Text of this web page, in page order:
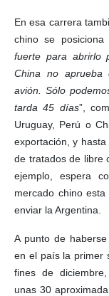
En esa carrera
chino se
fuerte para abrirlo
China no aprueba
avión. Sólo
tarda 45 días”,
Uruguay, Perú o
exportación, y
de tratados de libre
ejemplo, espera
mercado chino
enviar la Argentina.
A punto de
en el país la primer
fines de
unas 30